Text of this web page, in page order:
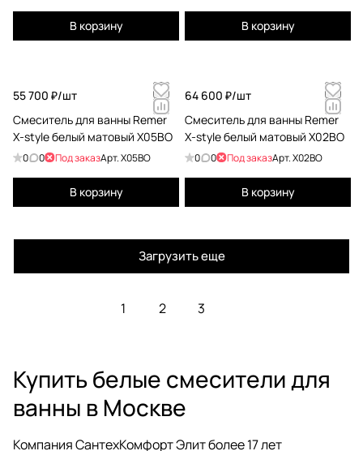
В корзину В корзину
55 700 ₽/шт
Смеситель для ванны Remer
X-style белый матовый X05BO
0 0 Под заказАрт.X05BO
В корзину
64 600 ₽/шт
Смеситель для ванны Remer
X-style белый матовый X02BO
0 0 Под заказАрт.X02BO
В корзину
Загрузить еще
1 2 3
Купить белые смесители для
ванны в Москве
Компания СантехКомфорт Элит более 17 лет